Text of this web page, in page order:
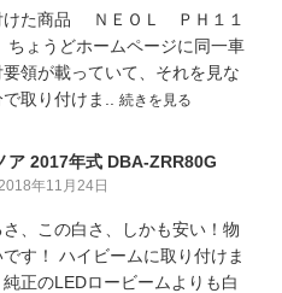
けた商品 ＮＥＯＬ ＰＨ１１
ょうどホームページに同一車
領が載っていて、それを見な
取り付けま.. 続きを見る
ア 2017年式 DBA-ZRR80G
年11月24日
さ、この白さ、しかも安い！物
す！ ハイビームに取り付けま
純正のLEDロービームよりも白